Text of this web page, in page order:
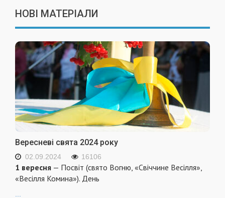
НОВІ МАТЕРІАЛИ
Вересневі свята 2024 року
02.09.2024 16106
1 вересня — Посвіт (свято Вогню, «Свіччине Весілля»,
«Весілля Комина»). День